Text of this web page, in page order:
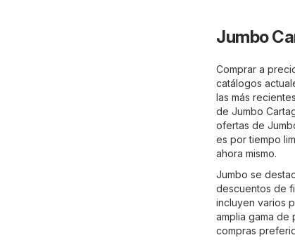
Jumbo
Comprar a
catálogos
las más
de Jumbo
ofertas de
es por tiempo
ahora mismo.
Jumbo se
descuentos de
incluyen varios
amplia gama
compras